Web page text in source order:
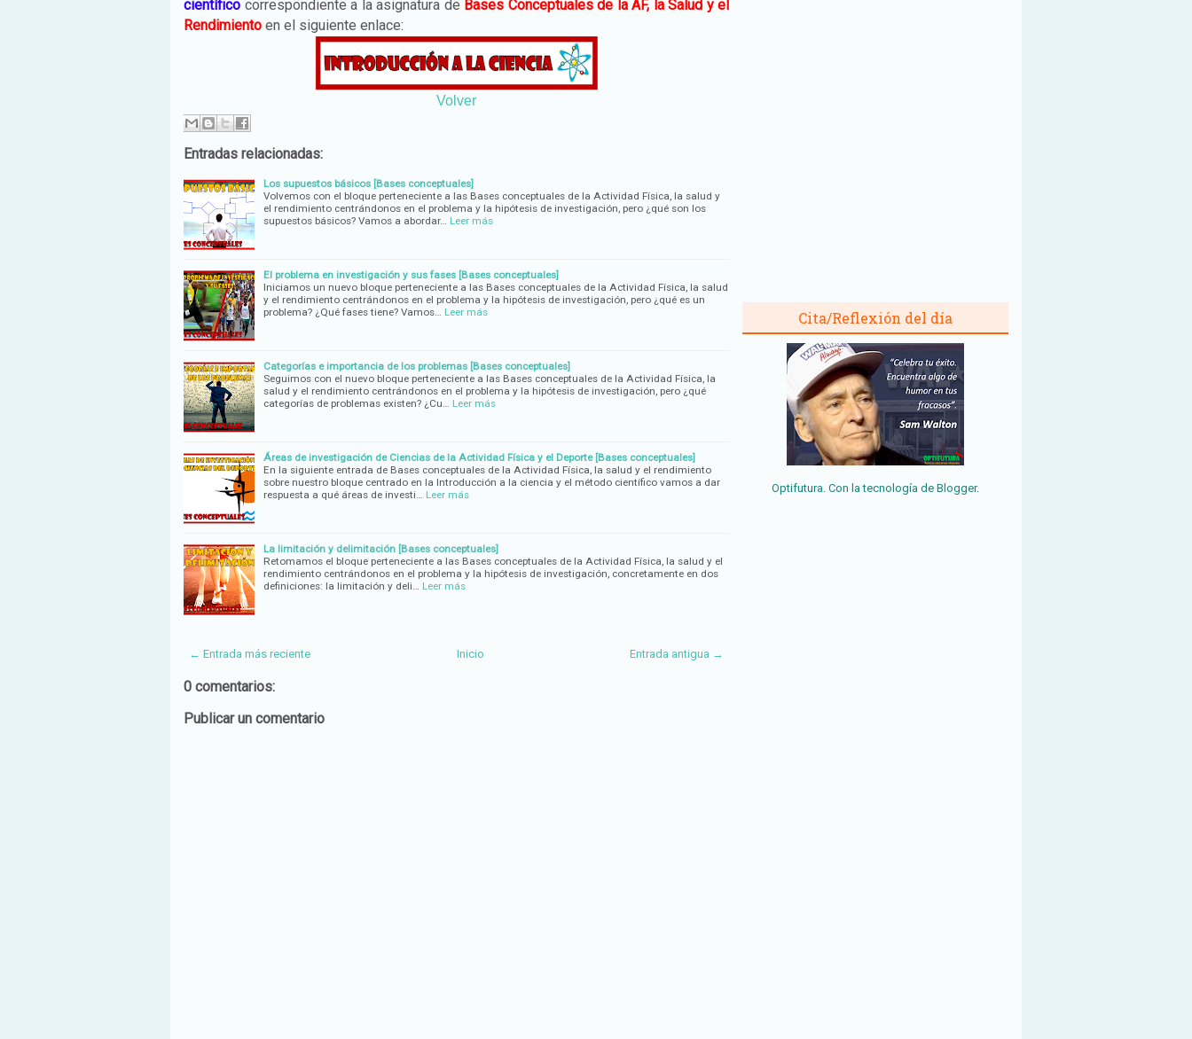
científico correspondiente a la asignatura de Bases Conceptuales de la AF, la Salud y el
Rendimiento en el siguiente enlace:
Volver
Entradas relacionadas:
Los supuestos básicos [Bases conceptuales]
Volvemos con el bloque perteneciente a las Bases conceptuales de la Actividad Física, la salud y
el rendimiento centrándonos en el problema y la hipótesis de investigación, pero ¿qué son los
supuestos básicos? Vamos a abordar…
Leer más
El problema en investigación y sus fases [Bases conceptuales]
Iniciamos un nuevo bloque perteneciente a las Bases conceptuales de la Actividad Física, la salud
y el rendimiento centrándonos en el problema y la hipótesis de investigación, pero ¿qué es un
problema? ¿Qué fases tiene? Vamos…
Leer más
Categorías e importancia de los problemas [Bases conceptuales]
Seguimos con el nuevo bloque perteneciente a las Bases conceptuales de la Actividad Física, la
salud y el rendimiento centrándonos en el problema y la hipótesis de investigación, pero ¿qué
categorías de problemas existen? ¿Cu…
Leer más
Áreas de investigación de Ciencias de la Actividad Física y el Deporte [Bases conceptuales]
En la siguiente entrada de Bases conceptuales de la Actividad Física, la salud y el rendimiento
sobre nuestro bloque centrado en la Introducción a la ciencia y el método científico vamos a dar
respuesta a qué áreas de investi…
Leer más
La limitación y delimitación [Bases conceptuales]
Retomamos el bloque perteneciente a las Bases conceptuales de la Actividad Física, la salud y el
rendimiento centrándonos en el problema y la hipótesis de investigación, concretamente en dos
definiciones: la limitación y deli…
Leer más
← Entrada más reciente Entrada antigua →
Inicio
0 comentarios:
Publicar un comentario
Cita/Reflexión del día
Optifutura. Con la tecnología de Blogger.